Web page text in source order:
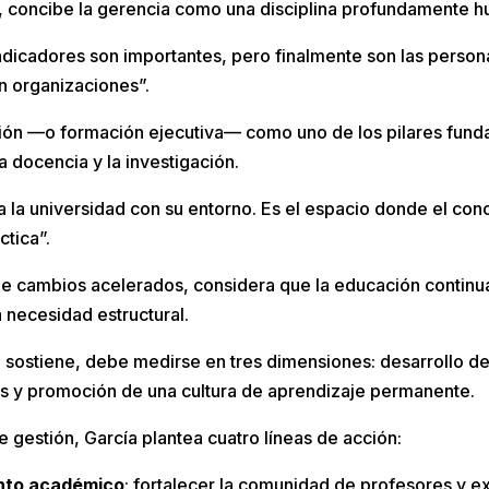
la gerencia como una disciplina profundamente
son importantes, pero finalmente son las
organizaciones”.
—o formación ejecutiva— como uno de los pilares
docencia y la investigación.
la universidad con su entorno. Es el espacio donde el
cambios acelerados, considera que la educación
estructural.
sostiene, debe medirse en tres dimensiones: desarrollo
y promoción de una cultura de aprendizaje permanente.
gestión, García plantea cuatro líneas de acción: